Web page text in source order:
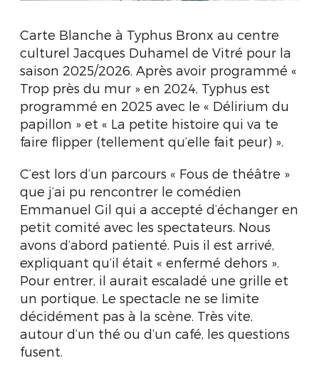
Carte Blanche à Typhus Bronx au centre
culturel Jacques Duhamel de Vitré pour la
saison 2025/2026. Après avoir programmé «
Trop près du mur » en 2024, Typhus est
programmé en 2025 avec le « Délirium du
papillon » et « La petite histoire qui va te
faire flipper (tellement qu’elle fait peur) ».
C’est lors d’un parcours « Fous de théâtre »
que j’ai pu rencontrer le comédien
Emmanuel Gil qui a accepté d’échanger en
petit comité avec les spectateurs. Nous
avons d’abord patienté. Puis il est arrivé,
expliquant qu’il était « enfermé dehors ».
Pour entrer, il aurait escaladé une grille et
un portique. Le spectacle ne se limite
décidément pas à la scène. Très vite,
autour d’un thé ou d’un café, les questions
fusent.